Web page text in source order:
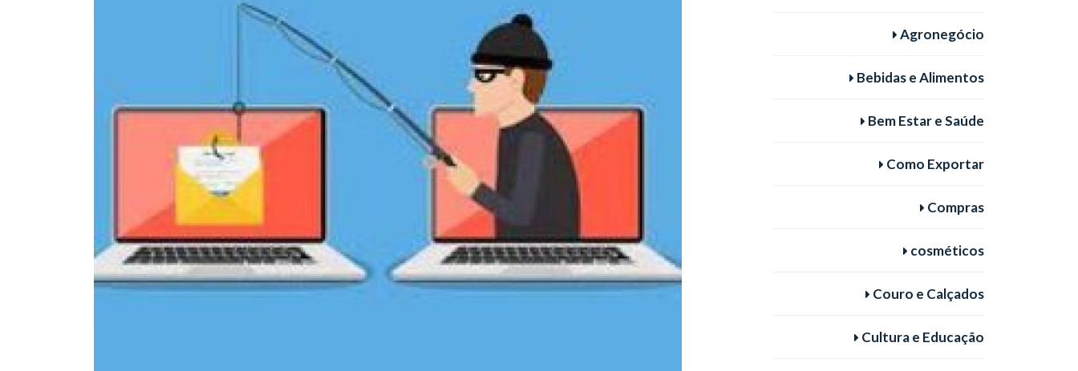
Agronegócio
Bebidas e Alimentos
Bem Estar e Saúde
Como Exportar
Compras
cosméticos
Couro e Calçados
Cultura e Educação